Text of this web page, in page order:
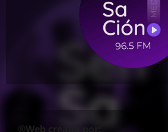
®Web creada por: